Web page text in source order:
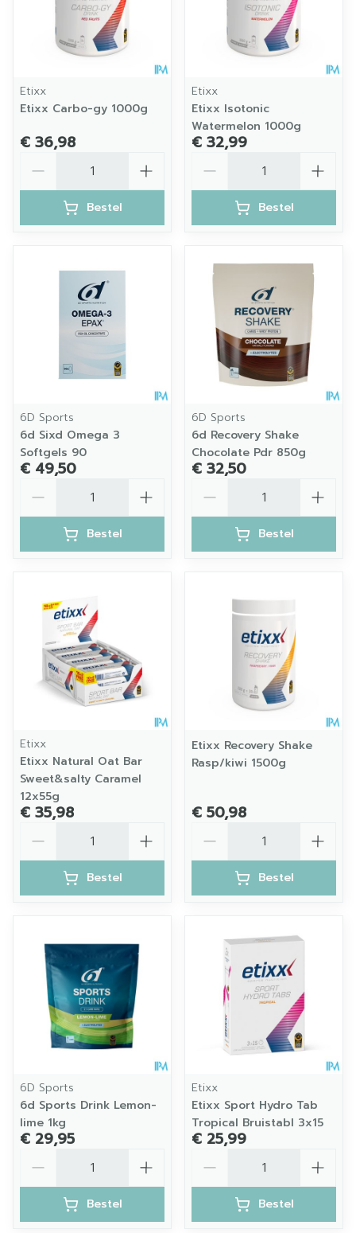
Etixx
Etixx Carbo-gy 1000g
€ 36,98
Bestel
Etixx
Etixx Isotonic
Watermelon 1000g
€ 32,99
Bestel
6D Sports
6d Sixd Omega 3
Softgels 90
€ 49,50
Bestel
6D Sports
6d Recovery Shake
Chocolate Pdr 850g
€ 32,50
Bestel
Etixx
Etixx Natural Oat Bar
Sweet&salty Caramel
12x55g
€ 35,98
Bestel
Etixx Recovery Shake
Rasp/kiwi 1500g
€ 50,98
Bestel
6D Sports
6d Sports Drink Lemon-
lime 1kg
€ 29,95
Bestel
Etixx
Etixx Sport Hydro Tab
Tropical Bruistabl 3x15
€ 25,99
Bestel